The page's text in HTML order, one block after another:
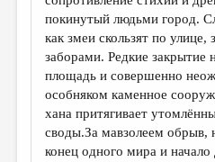
ЛИТЕРАТУРОВЕДЕНИЕ
КУЛЬТУРОВЕДЕНИЕ
ПУБЛИЦИСТИКА
РЕЦЕНЗИРОВАНИЕ
ЦИКЛЫ ПУБЛИКАЦИЙ
покинутый людьми город.
как змеи скользят по
заборами. Редкие закрытие
площадь и совершенно
особняком каменное
хана притягивает
своды.За мавзолеем обрыв,
конец одного мира и начало